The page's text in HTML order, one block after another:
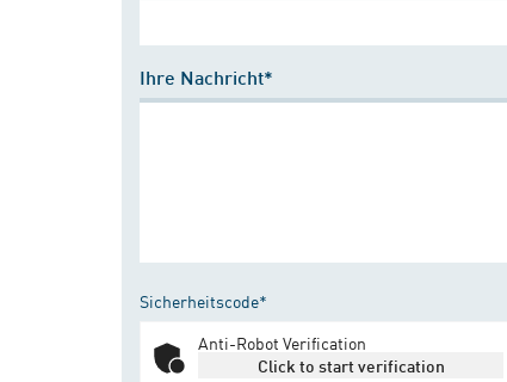
Ihre Nachricht*
Sicherheitscode*
Anti-Robot Verification
Click to start verification